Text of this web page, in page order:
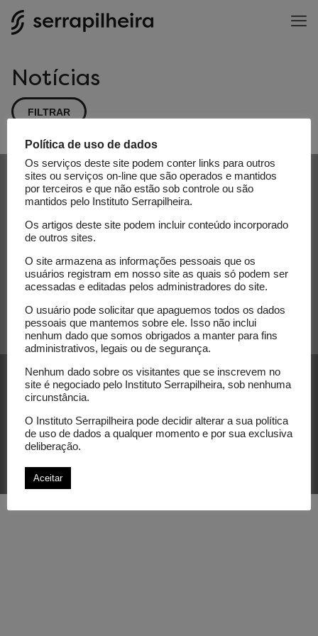
Notícias
FILTRAR
Receba nossa newsletter e
acompanhe as novidades do
E-mail
© Instituto Serrapilheira. Todos os direitos
Política de uso de dados
Os serviços deste site podem conter links para outros
sites ou serviços on-line que são operados e mantidos
por terceiros e que não estão sob controle ou são
mantidos pelo Instituto Serrapilheira.
Os artigos deste site podem incluir conteúdo incorporado
de outros sites.
O site armazena as informações pessoais que os
usuários registram em nosso site as quais só podem ser
acessadas e editadas pelos administradores do site.
O usuário pode solicitar que apaguemos todos os dados
pessoais que mantemos sobre ele. Isso não inclui
nenhum dado que somos obrigados a manter para fins
administrativos, legais ou de segurança.
Nenhum dado sobre os visitantes que se inscrevem no
site é negociado pelo Instituto Serrapilheira, sob nenhuma
circunstância.
O Instituto Serrapilheira pode decidir alterar a sua política
de uso de dados a qualquer momento e por sua exclusiva
deliberação.
Aceitar